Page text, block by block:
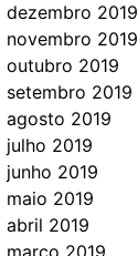
dezembro 2019
novembro 2019
outubro 2019
setembro 2019
agosto 2019
julho 2019
junho 2019
maio 2019
abril 2019
março 2019